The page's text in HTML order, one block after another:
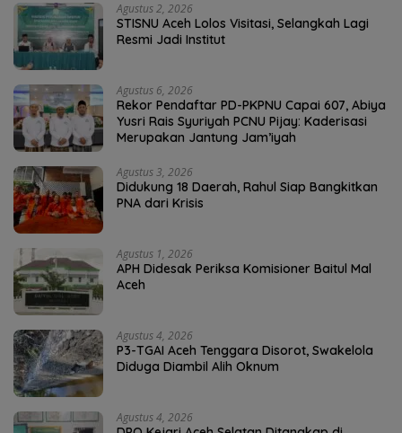
Agustus 2, 2026
STISNU Aceh Lolos Visitasi, Selangkah Lagi
Resmi Jadi Institut
Agustus 6, 2026
Rekor Pendaftar PD-PKPNU Capai 607, Abiya
Yusri Rais Syuriyah PCNU Pijay: Kaderisasi
Merupakan Jantung Jam’iyah
Agustus 3, 2026
Didukung 18 Daerah, Rahul Siap Bangkitkan
PNA dari Krisis
Agustus 1, 2026
APH Didesak Periksa Komisioner Baitul Mal
Aceh
Agustus 4, 2026
P3-TGAI Aceh Tenggara Disorot, Swakelola
Diduga Diambil Alih Oknum
Agustus 4, 2026